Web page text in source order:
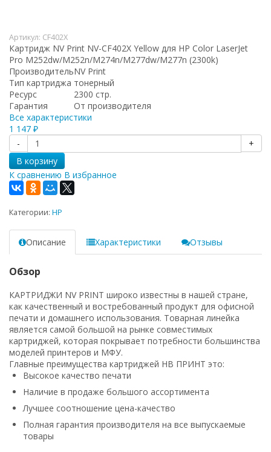
Артикул: CF402X
Картридж NV Print NV-CF402X Yellow для HP Color LaserJet
Pro M252dw/M252n/M274n/M277dw/M277n (2300k)
ПроизводительNV Print
Тип картриджа тонерный
Ресурс
2300 стр.
Гарантия
От производителя
Все характеристики
1 147 ₽
-
+
В корзину
К сравнению В избранное
Категории: HP
Описание Характеристики Отзывы
Обзор
КАРТРИДЖИ NV PRINT широко известны в нашей стране,
как качественный и востребованный продукт для офисной
печати и домашнего использования. Товарная линейка
является самой большой на рынке совместимых
картриджей, которая покрывает потребности большинства
моделей принтеров и МФУ.
Главные преимущества картриджей НВ ПРИНТ это:
Высокое качество печати
Наличие в продаже большого ассортимента
Лучшее соотношение цена-качество
Полная гарантия производителя на все выпускаемые
товары